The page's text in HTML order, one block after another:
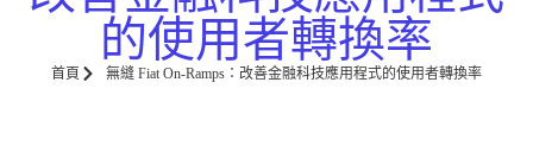
的使用者轉換率
首頁 無縫 Fiat On-Ramps：改善金融科技應用程式的使用者轉換率